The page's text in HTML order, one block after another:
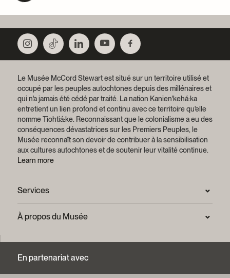
Le Musée McCord Stewart est situé sur un territoire utilisé et
occupé par les peuples autochtones depuis des millénaires et
qui n'a jamais été cédé par traité. La nation Kanien'kehá:ka
entretient un lien profond et continu avec ce territoire qu'elle
nomme Tiohtiá:ke. Reconnaissant que le colonialisme a eu des
conséquences dévastatrices sur les Premiers Peuples, le
Musée reconnaît son devoir de contribuer à la sensibilisation
aux cultures autochtones et de soutenir leur vitalité continue.
Learn more
Services
Salle de presse
Nous joindre
Centre d’archives et de documentation
Services photographiques et droits d’auteur (FAQ)
À propos du Musée
En partenariat avec